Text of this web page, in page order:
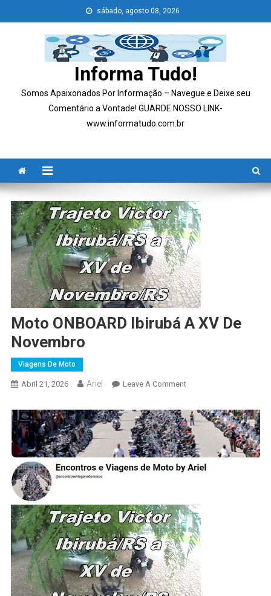
to
sábado, agosto 08, 2026
Informa Tudo!
Somos Apaixonados Por Informação – Navegue e Deixe seu
Comentário a Vontade! GUARDE NOSSO LINK-
www.informatudo.com.br
Moto ONBOARD Ibirubá A XV De
Novembro
Viagens De Moto
Abril 21, 2026 Ariel Leave A CommentOn
ONBOARD
Ibirubá
A
XV
De